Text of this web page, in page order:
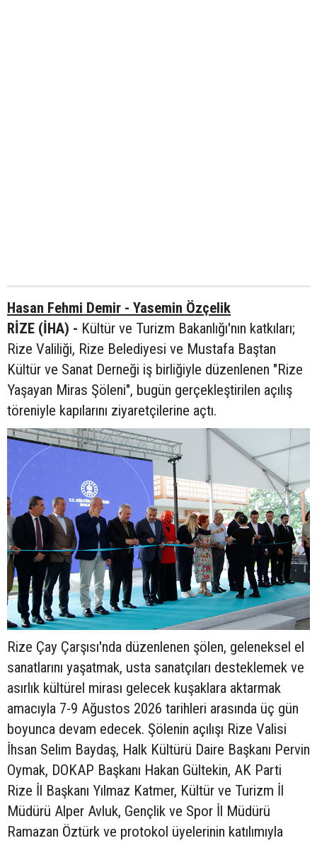
Hasan Fehmi Demir - Yasemin Özçelik
RİZE (İHA) - Kültür ve Turizm Bakanlığı'nın katkıları;
Rize Valiliği, Rize Belediyesi ve Mustafa Baştan
Kültür ve Sanat Derneği iş birliğiyle düzenlenen "Rize
Yaşayan Miras Şöleni", bugün gerçekleştirilen açılış
töreniyle kapılarını ziyaretçilerine açtı.
Rize Çay Çarşısı'nda düzenlenen şölen, geleneksel el
sanatlarını yaşatmak, usta sanatçıları desteklemek ve
asırlık kültürel mirası gelecek kuşaklara aktarmak
amacıyla 7-9 Ağustos 2026 tarihleri arasında üç gün
boyunca devam edecek. Şölenin açılışı Rize Valisi
İhsan Selim Baydaş, Halk Kültürü Daire Başkanı Pervin
Oymak, DOKAP Başkanı Hakan Gültekin, AK Parti
Rize İl Başkanı Yılmaz Katmer, Kültür ve Turizm İl
Müdürü Alper Avluk, Gençlik ve Spor İl Müdürü
Ramazan Öztürk ve protokol üyelerinin katılımıyla